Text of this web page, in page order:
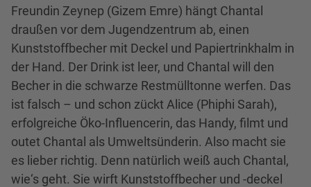
Freundin Zeynep (Gizem Emre) hängt Chantal
draußen vor dem Jugendzentrum ab, einen
Kunststoffbecher mit Deckel und Papiertrinkhalm in
der Hand. Der Drink ist leer, und Chantal will den
Becher in die schwarze Restmülltonne werfen. Das
ist falsch – und schon zückt Alice (Phiphi Sarah),
erfolgreiche Öko-Influencerin, das Handy, filmt und
outet Chantal als Umweltsünderin. Also macht sie
es lieber richtig. Denn natürlich weiß auch Chantal,
wie‘s geht. Sie wirft Kunststoffbecher und -deckel